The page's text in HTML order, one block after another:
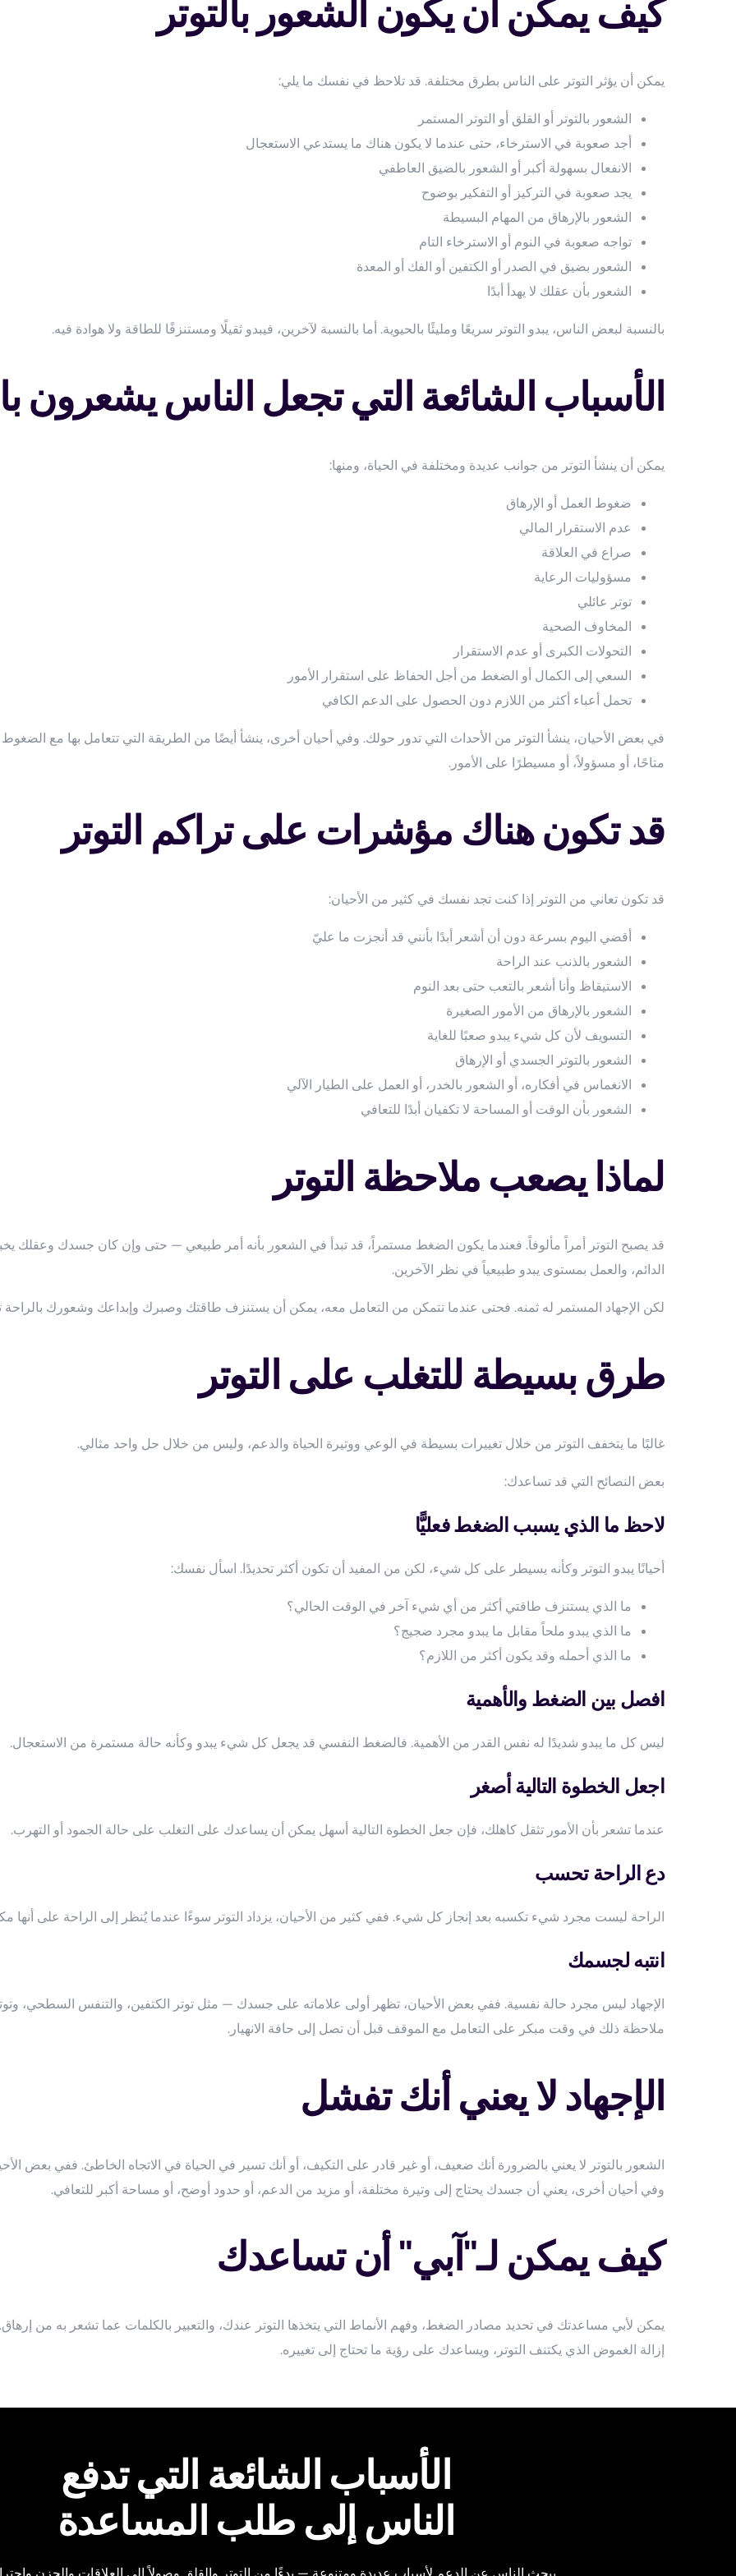
كيف يمكن أن يكون الشعور بالتوتر
يمكن أن يؤثر التوتر على الناس بطرق مختلفة. قد تلاحظ في نفسك ما يلي:
الشعور بالتوتر أو القلق أو التوتر المستمر
أجد صعوبة في الاسترخاء، حتى عندما لا يكون هناك ما يستدعي الاستعجال
الانفعال بسهولة أكبر أو الشعور بالضيق العاطفي
يجد صعوبة في التركيز أو التفكير بوضوح
الشعور بالإرهاق من المهام البسيطة
تواجه صعوبة في النوم أو الاسترخاء التام
الشعور بضيق في الصدر أو الكتفين أو الفك أو المعدة
الشعور بأن عقلك لا يهدأ أبدًا
بالنسبة لبعض الناس، يبدو التوتر سريعًا ومليئًا بالحيوية. أما بالنسبة لآخرين، فيبدو ثقيلًا ومستنزفًا للطاقة ولا هوادة فيه.
الأسباب الشائعة التي تجعل الناس يشعرون
يمكن أن ينشأ التوتر من جوانب عديدة ومختلفة في الحياة، ومنها:
ضغوط العمل أو الإرهاق
عدم الاستقرار المالي
صراع في العلاقة
مسؤوليات الرعاية
توتر عائلي
المخاوف الصحية
التحولات الكبرى أو عدم الاستقرار
السعي إلى الكمال أو الضغط من أجل الحفاظ على استقرار الأمور
تحمل أعباء أكثر من اللازم دون الحصول على الدعم الكافي
في بعض الأحيان، ينشأ التوتر من الأحداث التي تدور حولك. وفي أحيان أخرى، ينشأ أيضًا من الطريقة التي تتعامل بها مع
متاحًا، أو مسؤولاً، أو مسيطرًا على الأمور.
قد تكون هناك مؤشرات على تراكم التوتر
قد تكون تعاني من التوتر إذا كنت تجد نفسك في كثير من الأحيان:
أقضي اليوم بسرعة دون أن أشعر أبدًا بأنني قد أنجزت ما عليّ
الشعور بالذنب عند الراحة
الاستيقاظ وأنا أشعر بالتعب حتى بعد النوم
الشعور بالإرهاق من الأمور الصغيرة
التسويف لأن كل شيء يبدو صعبًا للغاية
الشعور بالتوتر الجسدي أو الإرهاق
الانغماس في أفكاره، أو الشعور بالخدر، أو العمل على الطيار الآلي
الشعور بأن الوقت أو المساحة لا تكفيان أبدًا للتعافي
لماذا يصعب ملاحظة التوتر
قد يصبح التوتر أمراً مألوفاً. فعندما يكون الضغط مستمراً، قد تبدأ في الشعور بأنه أمر طبيعي — حتى وإن كان جسدك وعقلك
الدائم، والعمل بمستوى يبدو طبيعياً في نظر الآخرين.
لكن الإجهاد المستمر له ثمنه. فحتى عندما تتمكن من التعامل معه، يمكن أن يستنزف طاقتك وصبرك وإبداعك وشعورك بالراحة
طرق بسيطة للتغلب على التوتر
غالبًا ما يتخفف التوتر من خلال تغييرات بسيطة في الوعي ووتيرة الحياة والدعم، وليس من خلال حل واحد مثالي.
بعض النصائح التي قد تساعدك:
لاحظ ما الذي يسبب الضغط فعليًّا
أحيانًا يبدو التوتر وكأنه يسيطر على كل شيء، لكن من المفيد أن تكون أكثر تحديدًا. اسأل نفسك:
ما الذي يستنزف طاقتي أكثر من أي شيء آخر في الوقت الحالي؟
ما الذي يبدو ملحاً مقابل ما يبدو مجرد ضجيج؟
ما الذي أحمله وقد يكون أكثر من اللازم؟
افصل بين الضغط والأهمية
ليس كل ما يبدو شديدًا له نفس القدر من الأهمية. فالضغط النفسي قد يجعل كل شيء يبدو وكأنه حالة مستمرة من الاستعجال.
اجعل الخطوة التالية أصغر
عندما تشعر بأن الأمور تثقل كاهلك، فإن جعل الخطوة التالية أسهل يمكن أن يساعدك على التغلب على حالة الجمود أو التهرب.
دع الراحة تحسب
الراحة ليست مجرد شيء تكسبه بعد إنجاز كل شيء. ففي كثير من الأحيان، يزداد التوتر سوءًا عندما يُنظر إلى الراحة على أنها
انتبه لجسمك
الإجهاد ليس مجرد حالة نفسية. ففي بعض الأحيان، تظهر أولى علاماته على جسدك — مثل توتر الكتفين، والتنفس السطحي،
ملاحظة ذلك في وقت مبكر على التعامل مع الموقف قبل أن تصل إلى حافة الانهيار.
الإجهاد لا يعني أنك تفشل
الشعور بالتوتر لا يعني بالضرورة أنك ضعيف، أو غير قادر على التكيف، أو أنك تسير في الحياة في الاتجاه الخاطئ. ففي بعض
وفي أحيان أخرى، يعني أن جسدك يحتاج إلى وتيرة مختلفة، أو مزيد من الدعم، أو حدود أوضح، أو مساحة أكبر للتعافي.
كيف يمكن لـ"آبي" أن تساعدك
يمكن لأبي مساعدتك في تحديد مصادر الضغط، وفهم الأنماط التي يتخذها التوتر عندك، والتعبير بالكلمات عما تشعر به من
إزالة الغموض الذي يكتنف التوتر، ويساعدك على رؤية ما تحتاج إلى تغييره.
الأسباب الشائعة التي تدفع
الناس إلى طلب المساعدة